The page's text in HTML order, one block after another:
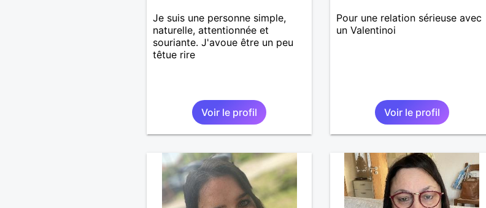
Je suis une personne simple,
naturelle, attentionnée et
souriante. J'avoue être un peu
têtue rire
Voir le profil
Pour une relation sérieuse avec
un Valentinoi
Voir le profil